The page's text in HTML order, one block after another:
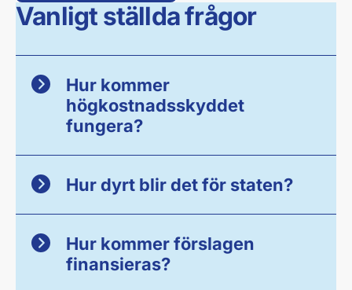
Vanligt ställda frågor
Hur kommer
högkostnadsskyddet
fungera?
Hur dyrt blir det för staten?
Hur kommer förslagen
finansieras?